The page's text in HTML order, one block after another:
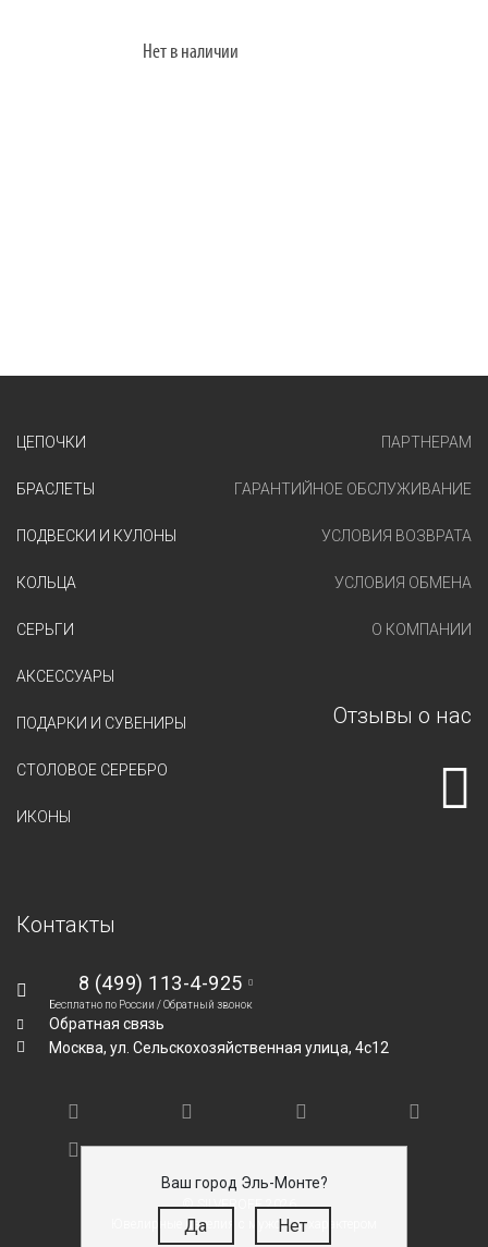
Ваш город Эль-Монте?
Да Нет
Нет в наличии
ЦЕПОЧКИ
БРАСЛЕТЫ
ПОДВЕСКИ И КУЛОНЫ
КОЛЬЦА
СЕРЬГИ
АКСЕССУАРЫ
ПОДАРКИ И СУВЕНИРЫ
СТОЛОВОЕ СЕРЕБРО
ИКОНЫ
ПАРТНЕРАМ
ГАРАНТИЙНОЕ ОБСЛУЖИВАНИЕ
УСЛОВИЯ ВОЗВРАТА
УСЛОВИЯ ОБМЕНА
О КОМПАНИИ
Отзывы о нас
Контакты
8 (499) 113-4-925
Бесплатно по России /Обратный звонок
Обратная связь
Москва, ул. Сельскохозяйственная улица, 4с12
© SILVEROFF 2026
Ювелирные изделия с мужским характером